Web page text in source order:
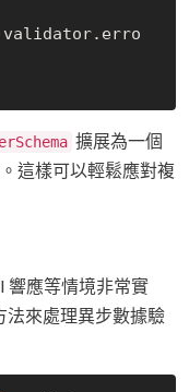
擴展為一個
這樣可以輕鬆應對複
響應等情境非常實
法來處理異步數據驗